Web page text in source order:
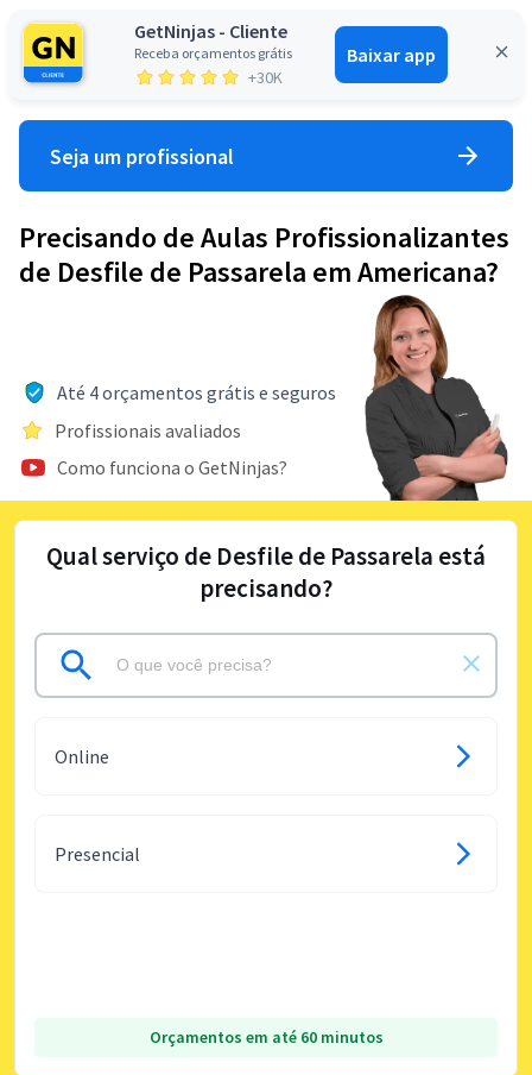
GetNinjas - Cliente
Receba orçamentos grátis
+30K
Baixar app
Entrar
Seja um profissional
Precisando de Aulas Profissionalizantes
de Desfile de Passarela em Americana?
Até 4 orçamentos grátis e seguros
Profissionais avaliados
Como funciona o GetNinjas?
Qual serviço de Desfile de Passarela está
precisando?
Online
Presencial
Orçamentos em até 60 minutos